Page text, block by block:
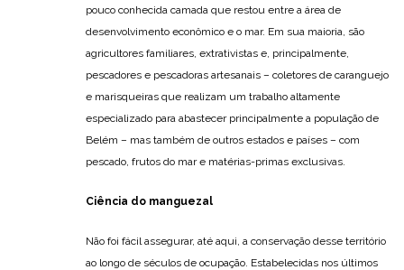
pouco conhecida camada que restou entre a área de
desenvolvimento econômico e o mar. Em sua maioria, são
agricultores familiares, extrativistas e, principalmente,
pescadores e pescadoras artesanais – coletores de caranguejo
e marisqueiras que realizam um trabalho altamente
especializado para abastecer principalmente a população de
Belém – mas também de outros estados e países – com
pescado, frutos do mar e matérias-primas exclusivas.
Ciência do manguezal
Não foi fácil assegurar, até aqui, a conservação desse território
ao longo de séculos de ocupação. Estabelecidas nos últimos